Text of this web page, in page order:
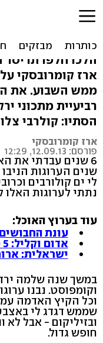
התחדשות:
הלכו חלפו
ארז קומרובסקי
ממש השבוע. את
רביעיית מתכוני
הסתיו: קולרבי
ארז קומרובסקי
פורסם: 12.09.13, 12:29
שנים הערוגות
לי ים קולורבים
נתתי לערוגות האלו
עוד בערוץ האוכל:
עונת החבושים: 5 מתכוני
אדום וקליל: 5 מתכוני עגבניות
ישראלית:
במשך שנה שלמה
וקומפוסט. נבנו
וכל הקיץ האדמה
שממש דגדג לי
ובזיליקום - אבל
חופש גדול.